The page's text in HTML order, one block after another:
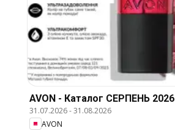
AVON - Каталог СЕРПЕНЬ 2026
31.07.2026-31.08.2026
AVON